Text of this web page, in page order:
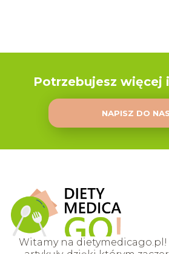
Potrzebujesz więcej
NAPISZ DO NAS
Witamy na dietymedicago.pl!